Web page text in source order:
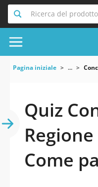
Ricerca del prodotto
Pagina iniziale ...
Quiz
Come